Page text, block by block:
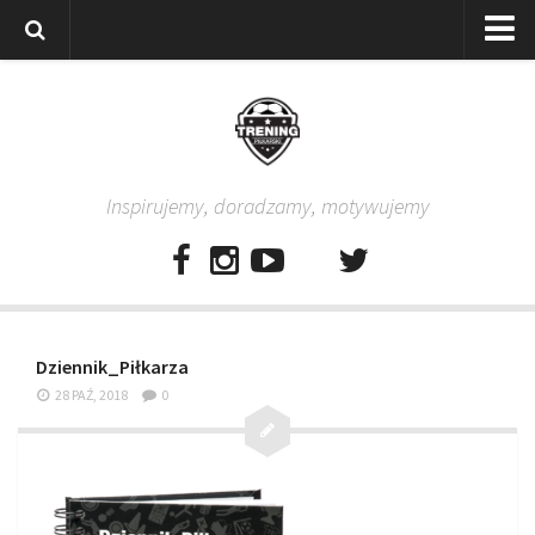
Rodzice
Baza ćwiczeń
Pro Training
Aplikacja Pro Training – Trening Piłkarski
Plan treningowy “Piłkarski W-F w domu”
Inspirujemy, doradzamy, motywujemy
Dziennik_Piłkarza
28 PAŹ, 2018 0